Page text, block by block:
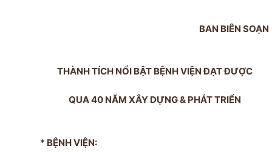
BAN BIÊN SOẠN
THÀNH TÍCH NỔI BẬT BỆNH VIỆN ĐẠT ĐƯỢC
QUA 40 NĂM XÂY DỰNG & PHÁT TRIỂN
* BỆNH VIỆN: